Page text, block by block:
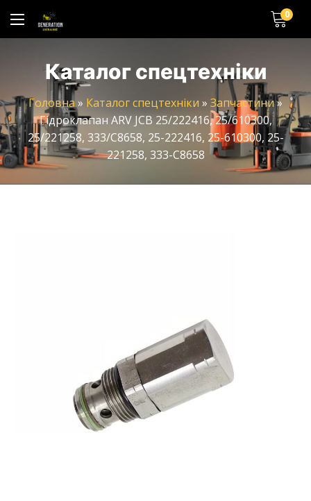
0
Каталог спецтехніки
Головна » Каталог спецтехніки » Запчастини»
Гідроклапан ARV JCB 25/222416, 25/610300,
25/221258, 333/C8658, 25-222416, 25-610300, 25-
221258, 333-C8658